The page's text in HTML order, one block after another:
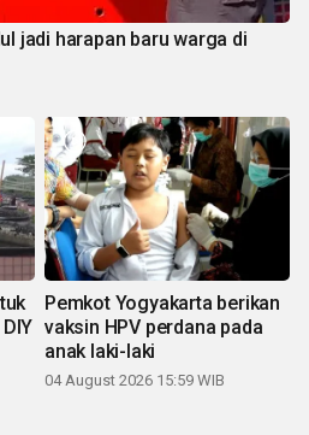
jadi harapan baru warga di
Pemkot Yogyakarta berikan
vaksin HPV perdana pada
anak laki-laki
04 August 2026 15:59 WIB